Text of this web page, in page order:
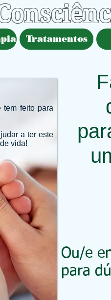
Tratamentos
tem feito para
a ter este
vida!
Ou/e
para